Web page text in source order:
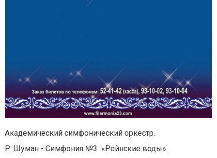
Академический симфонический оркестр.
Р. Шуман - Симфония №3 «Рейнские воды».